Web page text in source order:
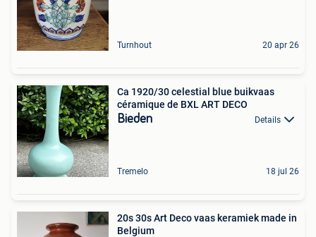
Turnhout 20 apr 26
Ca 1920/30 celestial blue buikvaas
céramique de BXL ART DECO
Bieden Details
Tremelo 18 jul 26
20s 30s Art Deco vaas keramiek made in
Belgium